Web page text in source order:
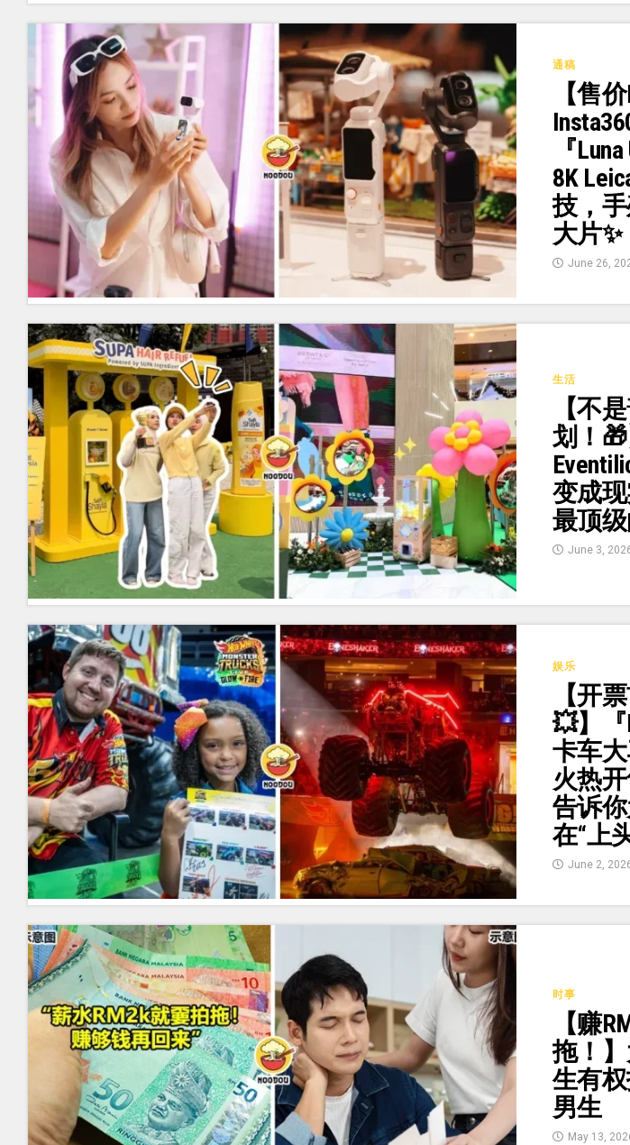
通稿
【售
『
8K
技，
大片✨
June 26,
生活
【不
划！
变成
最顶
June 3,
娱乐
【开
💥】『
卡车
火热
告诉
在“上
June 2,
时事
【赚
拖！
生有
男生
May 13,